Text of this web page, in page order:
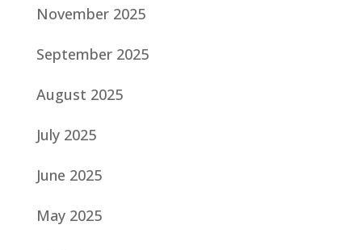
November 2025
September 2025
August 2025
July 2025
June 2025
May 2025